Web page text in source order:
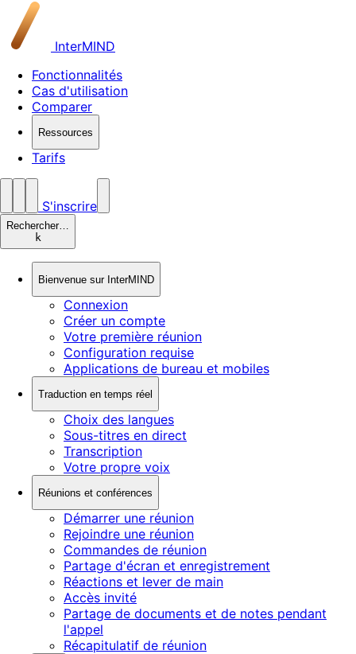
InterMIND
Fonctionnalités
Cas d'utilisation
Comparer
Ressources
Tarifs
S'inscrire
Rechercher…
k
Bienvenue sur InterMIND
Connexion
Créer un compte
Votre première réunion
Configuration requise
Applications de bureau et mobiles
Traduction en temps réel
Choix des langues
Sous-titres en direct
Transcription
Votre propre voix
Réunions et conférences
Démarrer une réunion
Rejoindre une réunion
Commandes de réunion
Partage d'écran et enregistrement
Réactions et lever de main
Accès invité
Partage de documents et de notes pendant
l'appel
Récapitulatif de réunion